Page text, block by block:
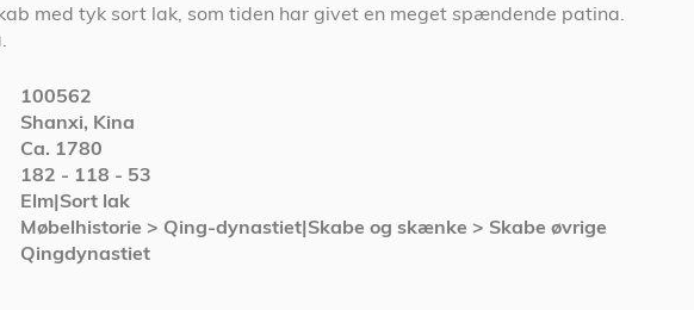
med tyk sort lak, som tiden har givet en meget spændende patina.
100562
Shanxi, Kina
Ca. 1780
182 - 118 - 53
Elm|Sort lak
Møbelhistorie > Qing-dynastiet|Skabe og skænke > Skabe øvrige
Qingdynastiet